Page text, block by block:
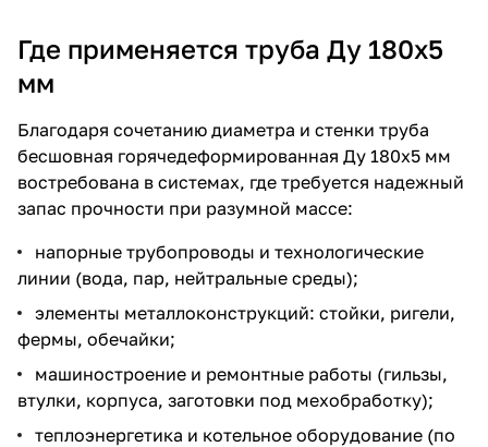
Где применяется труба Ду 180х5
мм
Благодаря сочетанию диаметра и стенки труба
бесшовная горячедеформированная Ду 180х5 мм
востребована в системах, где требуется надежный
запас прочности при разумной массе:
напорные трубопроводы и технологические
линии (вода, пар, нейтральные среды);
элементы металлоконструкций: стойки, ригели,
фермы, обечайки;
машиностроение и ремонтные работы (гильзы,
втулки, корпуса, заготовки под мехобработку);
теплоэнергетика и котельное оборудование (по